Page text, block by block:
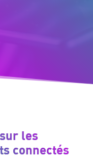
les
connectés